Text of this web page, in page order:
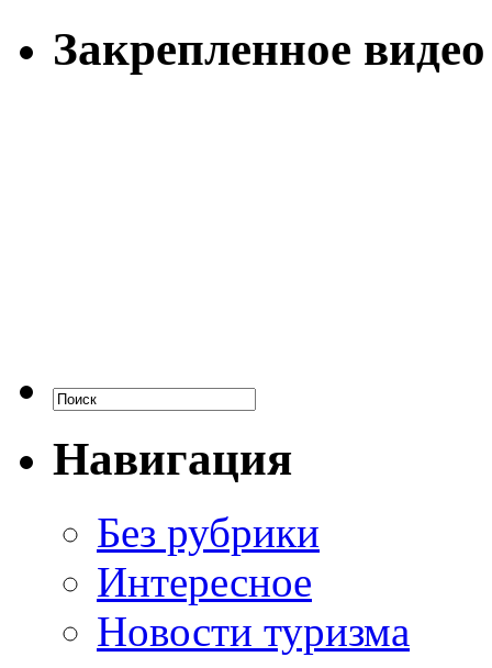
Закрепленное видео
Навигация
Без рубрики
Интересное
Новости туризма